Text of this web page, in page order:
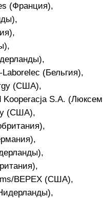
(Франция),
(Бельгия),
(США),
Kooperacja S.A.
(США),
BEPEX (США),